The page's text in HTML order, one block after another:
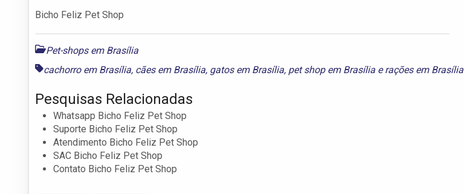
Bicho Feliz Pet Shop
Pet-shops em Brasília
cachorro em Brasília, cães em Brasília, gatos em Brasília, pet shop em Brasília erações em Brasília
Pesquisas Relacionadas
Whatsapp Bicho Feliz Pet Shop
Suporte Bicho Feliz Pet Shop
Atendimento Bicho Feliz Pet Shop
SAC Bicho Feliz Pet Shop
Contato Bicho Feliz Pet Shop